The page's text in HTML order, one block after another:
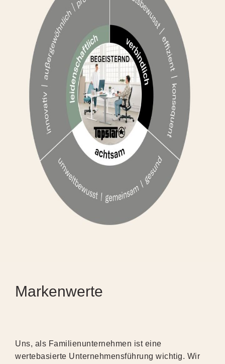
Markenwerte
Uns, als Familienunternehmen ist eine
wertebasierte Unternehmensführung wichtig. Wir